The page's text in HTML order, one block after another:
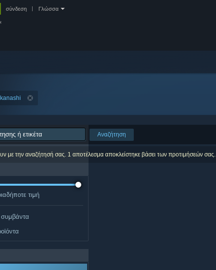
σύνδεση Γλώσσα
Αναζήτηση
με την αναζήτησή σας. 1 αποτέλεσμα αποκλείστηκε βάσει των προτιμήσεών σας.
τιμή
συμβάντα